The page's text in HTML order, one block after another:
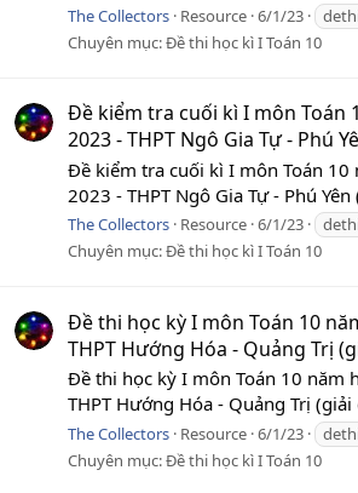
The Collectors Resource 6/1/23
Chuyên mục:Đề thi học kì I Toán 10
Đề kiểm tra cuối kì I môn Toán
2023 - THPT Ngô Gia Tự - Phú
Đề kiểm tra cuối kì I môn Toán 10
2023 - THPT Ngô Gia Tự - Phú
The Collectors Resource 6/1/23
Chuyên mục:Đề thi học kì I Toán 10
Đề thi học kỳ I môn Toán 10
THPT Hướng Hóa - Quảng Trị
Đề thi học kỳ I môn Toán 10 năm
THPT Hướng Hóa - Quảng Trị (giải
The Collectors Resource 6/1/23
Chuyên mục:Đề thi học kì I Toán 10